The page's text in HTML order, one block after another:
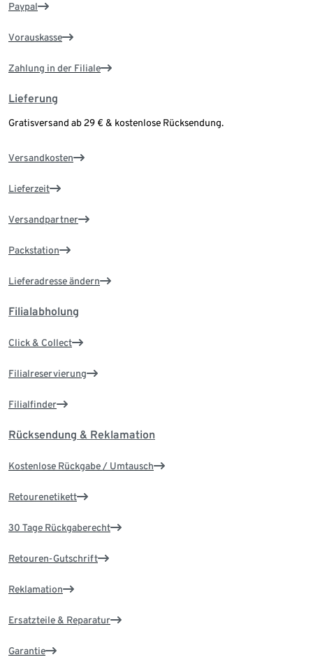
Paypal
Vorauskasse
Zahlung in der Filiale
Lieferung
Gratisversand ab 29 € & kostenlose Rücksendung.
Versandkosten
Lieferzeit
Versandpartner
Packstation
Lieferadresse ändern
Filialabholung
Click & Collect
Filialreservierung
Filialfinder
Rücksendung & Reklamation
Kostenlose Rückgabe / Umtausch
Retourenetikett
30 Tage Rückgaberecht
Retouren-Gutschrift
Reklamation
Ersatzteile & Reparatur
Garantie